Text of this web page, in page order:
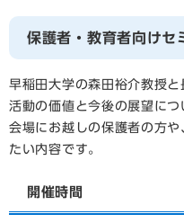
保護者・教育者向けセ
早稲田大学の森田裕介教授
活動の価値と今後の展望につ
会場にお越しの保護者の方
たい内容です。
開催時間